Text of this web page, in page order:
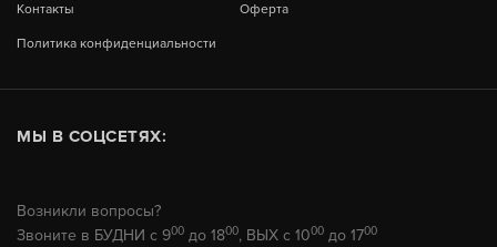
Контакты
Политика конфиденциальности
Оферта
МЫ В СОЦСЕТЯХ:
Возникли вопросы?
Звоните в БУДНИ с 900 до 1800, ВЫХ с 1000 до 1700